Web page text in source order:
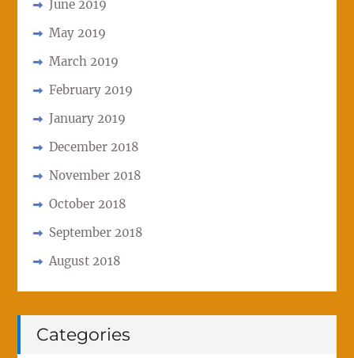
June 2019
May 2019
March 2019
February 2019
January 2019
December 2018
November 2018
October 2018
September 2018
August 2018
Categories